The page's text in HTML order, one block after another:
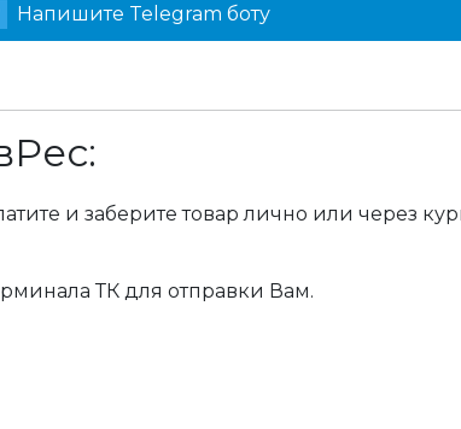
Напишите Telegram боту
и заберите товар лично или через
ТК для отправки Вам.